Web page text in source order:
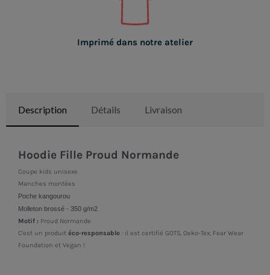
Imprimé dans notre atelier
Description Détails Livraison
Hoodie Fille Proud Normande
Coupe kids unisexe
Manches montées
Poche kangourou
Molleton brossé - 350 g/m2
Motif : Proud Normande
C'est un produit éco-responsable : il est certifié GOTS, Oeko-Tex, Fear Wear
Foundation et Vegan !